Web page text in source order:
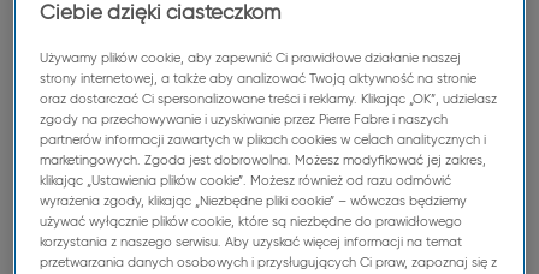
również drugim najbardziej śmiertelnym
nowotworem na świecie z ponad 900 tys. zgonów w
2022 roku.1
Zaangażowanie Laboratoires Pierre Fabre w
działania podnoszące świadomość na temat raka
jelita grubego
Ciebie dzięki ciasteczkom
Używamy plików cookie, aby zapewnić Ci prawidłowe działanie naszej
strony internetowej, a także aby analizować Twoją aktywność na stronie
oraz dostarczać Ci spersonalizowane treści i reklamy. Klikając „OK”, udzielasz
zgody na przechowywanie i uzyskiwanie przez Pierre Fabre i naszych
partnerów informacji zawartych w plikach cookies w celach analitycznych i
marketingowych. Zgoda jest dobrowolna. Możesz modyfikować jej zakres,
klikając „Ustawienia plików cookie”. Możesz również od razu odmówić
wyrażenia zgody, klikając „Niezbędne pliki cookie” – wówczas będziemy
używać wyłącznie plików cookie, które są niezbędne do prawidłowego
korzystania z naszego serwisu. Aby uzyskać więcej informacji na temat
przetwarzania danych osobowych i przysługujących Ci praw, zapoznaj się z